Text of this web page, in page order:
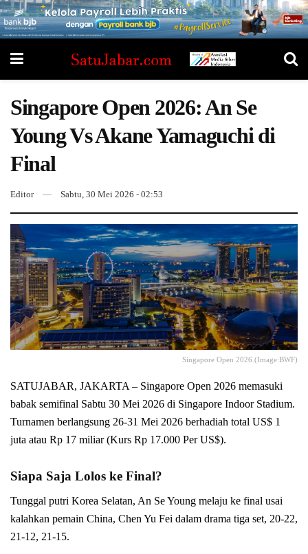
Singapore Open 2026: An Se
Young Vs Akane Yamaguchi di
Final
Editor Sabtu, 30 Mei 2026 - 02:53
Singapore Open 2026.(Image:BWF)
SATUJABAR, JAKARTA – Singapore Open 2026 memasuki
babak semifinal Sabtu 30 Mei 2026 di Singapore Indoor Stadium.
Turnamen berlangsung 26-31 Mei 2026 berhadiah total US$ 1
juta atau Rp 17 miliar (Kurs Rp 17.000 Per US$).
Siapa Saja Lolos ke Final?
Tunggal putri Korea Selatan, An Se Young melaju ke final usai
kalahkan pemain China, Chen Yu Fei dalam drama tiga set, 20-22,
21-12, 21-15.